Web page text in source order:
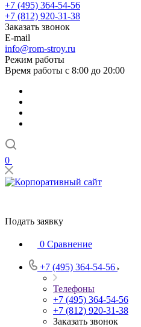
+7 (495) 364-54-56
+7 (812) 920-31-38
Заказать звонок
E-mail
info@rom-stroy.ru
Режим работы
Время работы с 8:00 до 20:00
0
Подать заявку
0 Сравнение
+7 (495) 364-54-56
Телефоны
+7 (495) 364-54-56
+7 (812) 920-31-38
Заказать звонок